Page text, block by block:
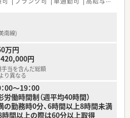
南線)
万円
円
手当を含んだ総額
り異なる
～19：00
働時間制（週平均40時間）
勤務時0分、6時間以上8時間未満
時間以上の際は60分以上取得